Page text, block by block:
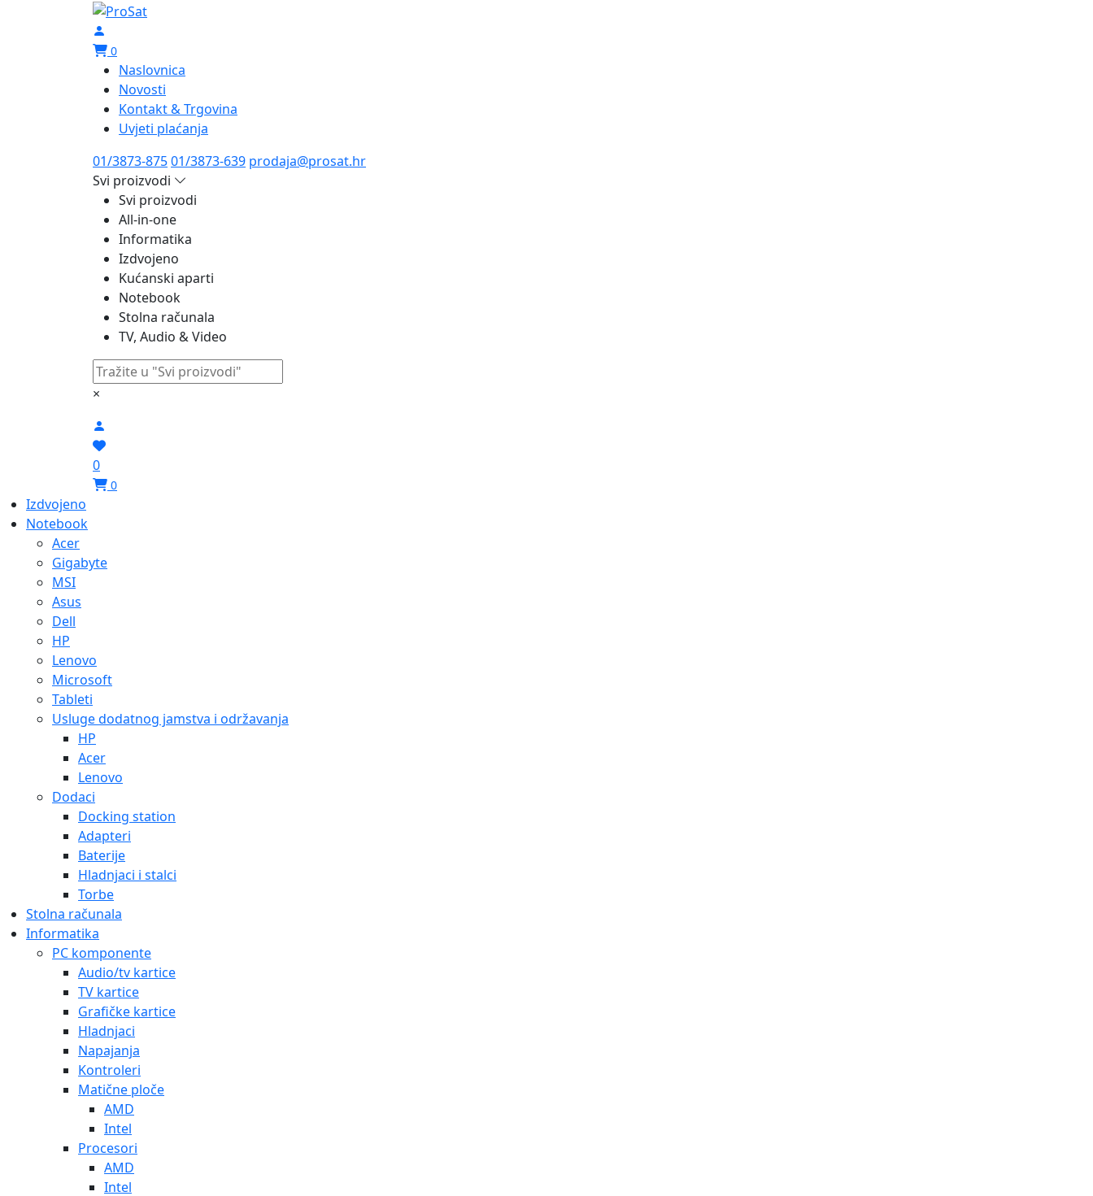
0
Naslovnica
Novosti
Kontakt & Trgovina
Uvjeti plaćanja
01/3873-87501/3873-639 prodaja@prosat.hr
Svi proizvodi
Svi proizvodi
All-in-one
Informatika
Izdvojeno
Kućanski aparti
Notebook
Stolna računala
TV, Audio & Video
×
0
0
Izdvojeno
Notebook
Acer
Gigabyte
MSI
Asus
Dell
HP
Lenovo
Microsoft
Tableti
Usluge dodatnog jamstva i održavanja
HP
Acer
Lenovo
Dodaci
Docking station
Adapteri
Baterije
Hladnjaci i stalci
Torbe
Stolna računala
Informatika
PC komponente
Audio/tv kartice
TV kartice
Grafičke kartice
Hladnjaci
Napajanja
Kontroleri
Matične ploče
AMD
Intel
Procesori
AMD
Intel